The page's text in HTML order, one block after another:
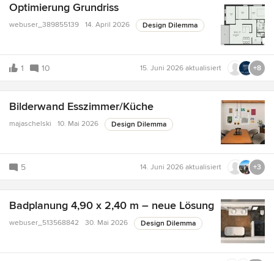
Optimierung Grundriss
webuser_389855139 14. April 2026 Design Dilemma
1 10 15. Juni 2026 aktualisiert +8
Bilderwand Esszimmer/Küche
majaschelski 10. Mai 2026 Design Dilemma
5 14. Juni 2026 aktualisiert +3
Badplanung 4,90 x 2,40 m – neue Lösung
webuser_513568842 30. Mai 2026 Design Dilemma